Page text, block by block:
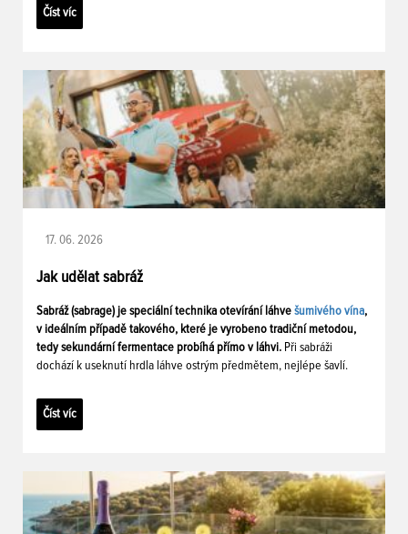
Číst víc
17. 06. 2026
Jak udělat sabráž
Sabráž (sabrage) je speciální technika otevírání láhve šumivého vína,
v ideálním případě takového, které je vyrobeno tradiční metodou,
tedy sekundární fermentace probíhá přímo v láhvi. Při sabráži
dochází k useknutí hrdla láhve ostrým předmětem, nejlépe šavlí.
Číst víc